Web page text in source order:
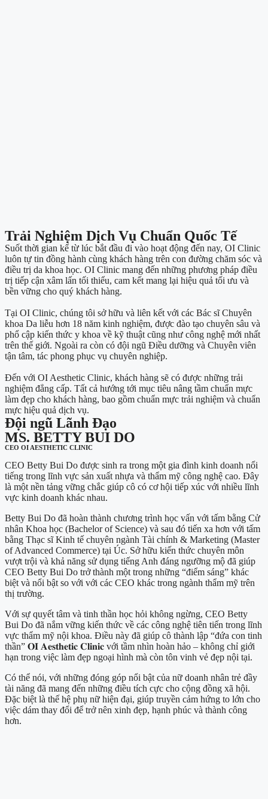
Trải Nghiệm Dịch Vụ Chuẩn Quốc Tế
Suốt thời gian kể từ lúc bắt đầu đi vào hoạt động đến nay, OI Clinic
luôn tự tin đồng hành cùng khách hàng trên con đường chăm sóc và
điều trị da khoa học. OI Clinic mang đến những phương pháp điều
trị tiếp cận xâm lấn tối thiểu, cam kết mang lại hiệu quả tối ưu và
bền vững cho quý khách hàng.
Tại OI Clinic, chúng tôi sở hữu và liên kết với các Bác sĩ Chuyên
khoa Da liễu hơn 18 năm kinh nghiệm, được đào tạo chuyên sâu và
phổ cập kiến thức y khoa về kỹ thuật cũng như công nghệ mới nhất
trên thế giới. Ngoài ra còn có đội ngũ Điều dưỡng và Chuyên viên
tận tâm, tác phong phục vụ chuyên nghiệp.
Đến với OI Aesthetic Clinic, khách hàng sẽ có được những trải
nghiệm đẳng cấp. Tất cả hướng tới mục tiêu nâng tầm chuẩn mực
làm đẹp cho khách hàng, bao gồm chuẩn mực trải nghiệm và chuẩn
mực hiệu quả dịch vụ.
Đội ngũ Lãnh Đạo
MS. BETTY BUI DO
CEO OI AESTHETIC CLINIC
CEO Betty Bui Do được sinh ra trong một gia đình kinh doanh nổi
tiếng trong lĩnh vực sản xuất nhựa và thẩm mỹ công nghệ cao. Đây
là một nền tảng vững chắc giúp cô có cơ hội tiếp xúc với nhiều lĩnh
vực kinh doanh khác nhau.
Betty Bui Do đã hoàn thành chương trình học vấn với tấm bằng Cử
nhân Khoa học (Bachelor of Science) và sau đó tiến xa hơn với tấm
bằng Thạc sĩ Kinh tế chuyên ngành Tài chính & Marketing (Master
of Advanced Commerce) tại Úc. Sở hữu kiến thức chuyên môn
vượt trội và khả năng sử dụng tiếng Anh đáng ngưỡng mộ đã giúp
CEO Betty Bui Do trở thành một trong những “điểm sáng” khác
biệt và nổi bật so với với các CEO khác trong ngành thẩm mỹ trên
thị trường.
Với sự quyết tâm và tinh thần học hỏi không ngừng, CEO Betty
Bui Do đã nắm vững kiến thức về các công nghệ tiên tiến trong lĩnh
vực thẩm mỹ nội khoa. Điều này đã giúp cô thành lập “đứa con tinh
thần” 𝐎𝐈 𝐀𝐞𝐬𝐭𝐡𝐞𝐭𝐢𝐜 𝐂𝐥𝐢𝐧𝐢𝐜 với tầm nhìn hoàn hảo – không chỉ giới
hạn trong việc làm đẹp ngoại hình mà còn tôn vinh vẻ đẹp nội tại.
Có thể nói, với những đóng góp nổi bật của nữ doanh nhân trẻ đầy
tài năng đã mang đến những điều tích cực cho cộng đồng xã hội.
Đặc biệt là thế hệ phụ nữ hiện đại, giúp truyền cảm hứng to lớn cho
việc dám thay đổi để trở nên xinh đẹp, hạnh phúc và thành công
hơn.